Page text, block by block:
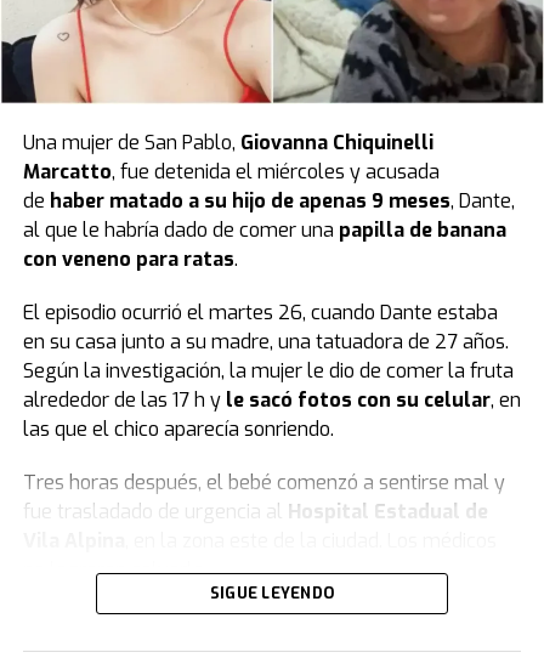
Una mujer de San Pablo, Giovanna Chiquinelli
Marcatto, fue detenida el miércoles y acusada
de haber matado a su hijo de apenas 9 meses, Dante,
al que le habría dado de comer una papilla de banana
con veneno para ratas.
El episodio ocurrió el martes 26, cuando Dante estaba
en su casa junto a su madre, una tatuadora de 27 años.
Según la investigación, la mujer le dio de comer la fruta
alrededor de las 17 h y le sacó fotos con su celular, en
las que el chico aparecía sonriendo.
Tres horas después, el bebé comenzó a sentirse mal y
fue trasladado de urgencia al Hospital Estadual de
no lograron salvarlo.
El informe forense y la declaración de la
SIGUE LEYENDO